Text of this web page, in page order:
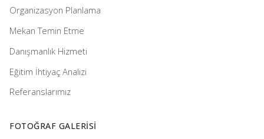
Organizasyon Planlama
Mekan Temin Etme
Danışmanlık Hizmeti
Eğitim İhtiyaç Analizi
Referanslarımız
FOTOĞRAF GALERİSİ